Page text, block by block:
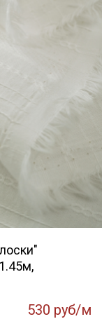
530 руб/м